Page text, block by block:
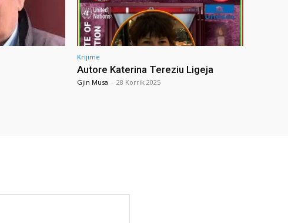
Krijime
Autore Katerina Tereziu Ligeja
Gjin Musa - 28 Korrik 2025